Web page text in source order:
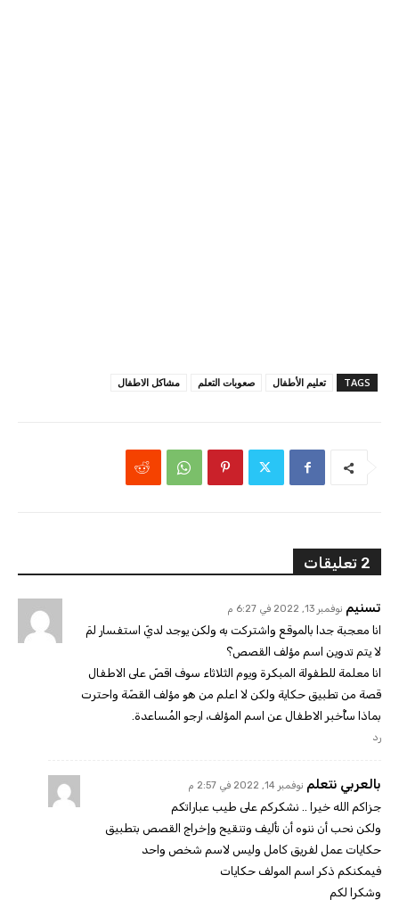
TAGS تعليم الأطفال صعوبات التعلم مشاكل الاطفال
2 تعليقات
تسنيم نوفمبر 13, 2022 في 6:27 م
انا معجبة جدا بالموقع واشتركت به ولكن يوجد لديّ استفسار لمَ
لا يتم تدوين اسم مؤلف القصص؟
انا معلمة للطفولة المبكرة ويوم الثلاثاء سوف اقصّ على الاطفال
قصة من تطبيق حكاية ولكن لا اعلم من هو مؤلف القصّة واحترت
بماذا سأُخبر الاطفال عن اسم المؤلف، ارجو المُساعدة.
رد
بالعربي نتعلم نوفمبر 14, 2022 في 2:57 م
جزاكم الله خيرا .. نشكركم على طيب عباراتكم
ولكن نحب أن ننوه أن تأليف وتنقيح وإخراج القصص بتطبيق
حكايات عمل لفريق كامل وليس لاسم شخص واحد
فيمكنكم ذكر اسم المولف حكايات
وشكرا لكم